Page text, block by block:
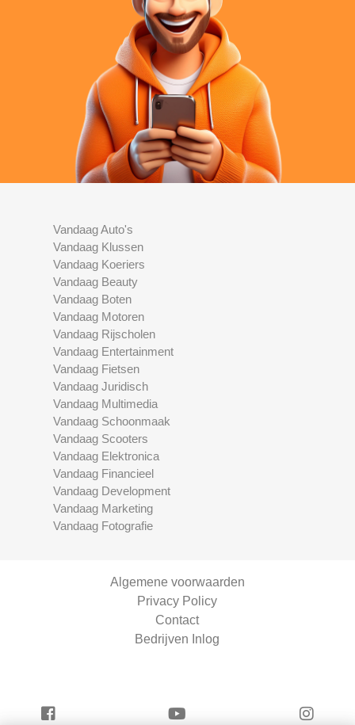
Vandaag Auto's
Vandaag Klussen
Vandaag Koeriers
Vandaag Beauty
Vandaag Boten
Vandaag Motoren
Vandaag Rijscholen
Vandaag Entertainment
Vandaag Fietsen
Vandaag Juridisch
Vandaag Multimedia
Vandaag Schoonmaak
Vandaag Scooters
Vandaag Elektronica
Vandaag Financieel
Vandaag Development
Vandaag Marketing
Vandaag Fotografie
Algemene voorwaarden
Privacy Policy
Contact
Bedrijven Inlog